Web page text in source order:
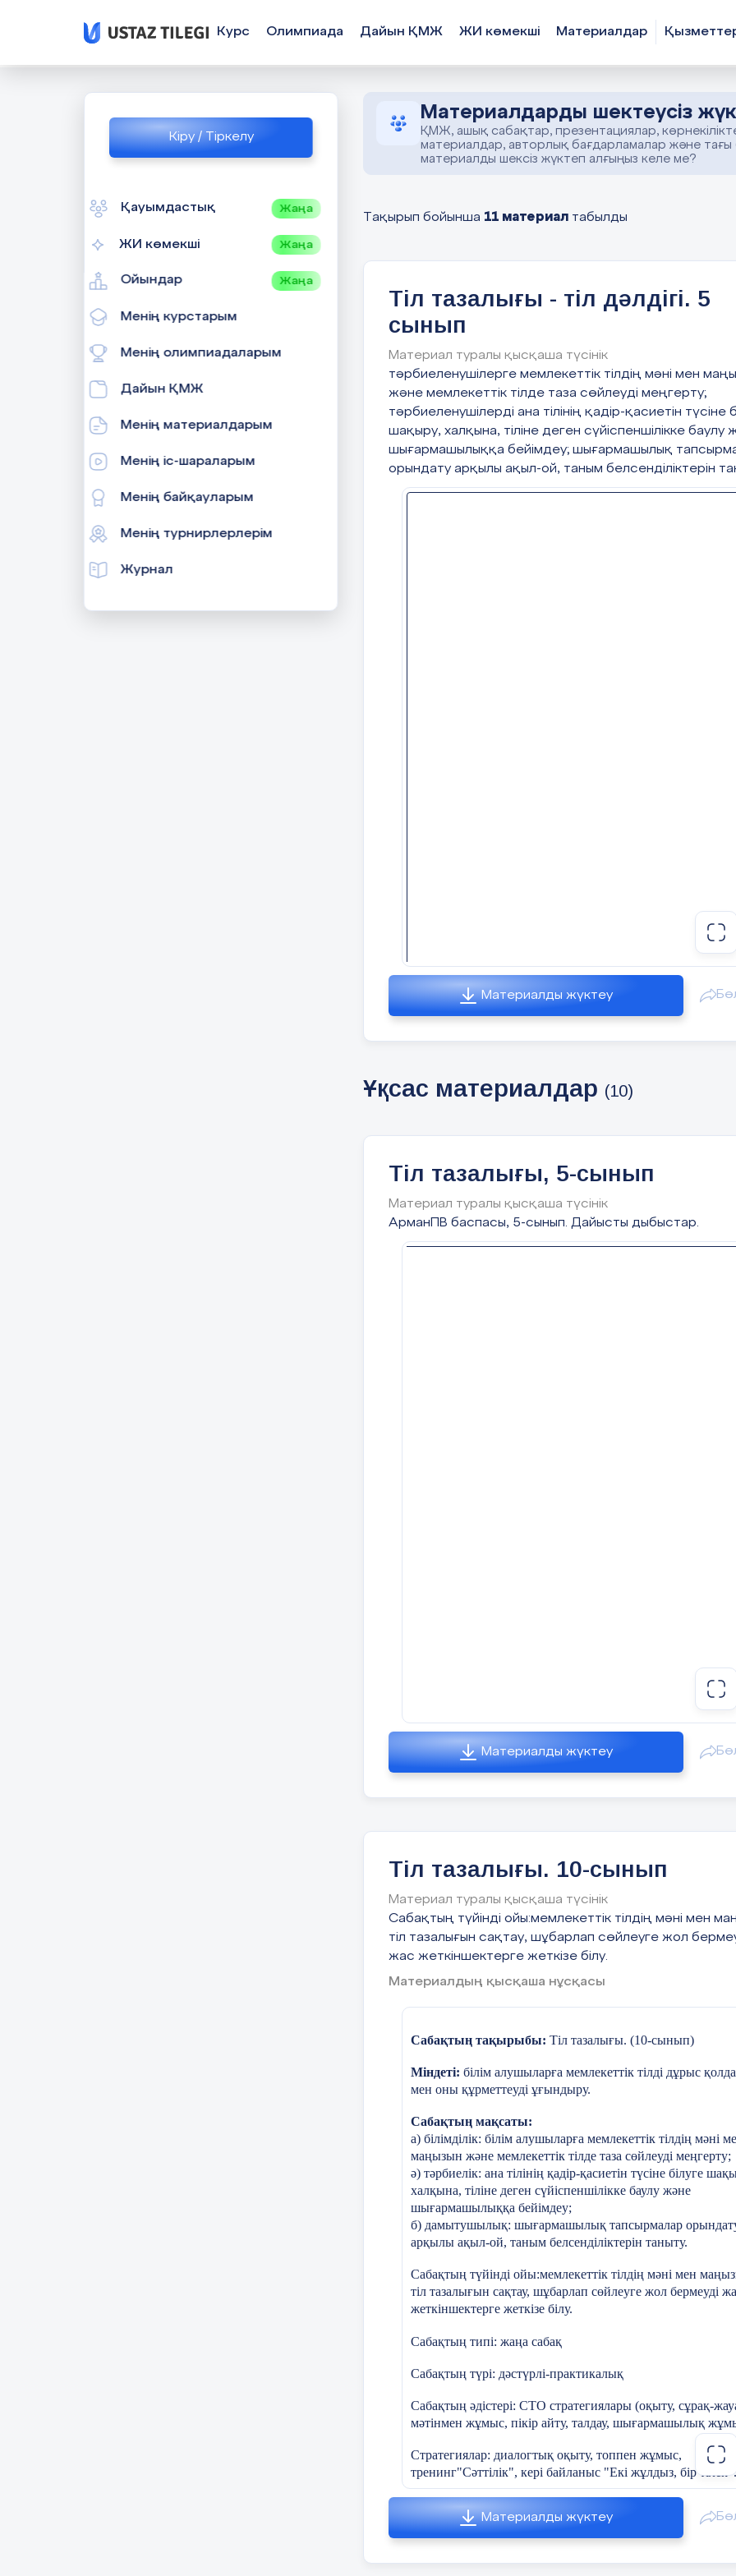
Кіру / Тіркелу
Қауымдастық Жаңа
ЖИ көмекші Жаңа
Ойындар Жаңа
Менің курстарым
Менің олимпиадаларым
Дайын ҚМЖ
Менің материалдарым
Менің іс-шараларым
Менің байқауларым
Менің турнирлерлерім
Журнал
Курс Олимпиада Дайын ҚМЖ ЖИ көмекші Материалдар
Материалдарды шектеусіз
ҚМЖ, ашық сабақтар, презентациялар,
материалдар, авторлық бағдарламалар және
материалды шексіз жүктеп алғыңыз келе ме?
Тақырып бойынша 11 материал табылды
Тіл тазалығы - тіл дәлдігі. 5
сынып
Материал туралы қысқаша түсінік
тәрбиеленушілерге мемлекеттік тілдің мәні мен
және мемлекеттік тілде таза сөйлеуді меңгерту;
тәрбиеленушілерді ана тілінің қадір-қасиетін түсіне
шақыру, халқына, тіліне деген сүйіспеншілікке баулу
шығармашылыққа бейімдеу; шығармашылық
орындату арқылы ақыл-ой, таным белсенділіктерін
Материалды жүктеу
Ұқсас материалдар (10)
Тіл тазалығы, 5-сынып
Материал туралы қысқаша түсінік
АрманПВ баспасы, 5-сынып. Дайысты дыбыстар.
Материалды жүктеу
Тіл тазалығы. 10-сынып
Материал туралы қысқаша түсінік
Сабақтың түйінді ойы:мемлекеттік тілдің мәні мен
тіл тазалығын сақтау, шұбарлап сөйлеуге жол
жас жеткіншектерге жеткізе білу.
Материалдың қысқаша нұсқасы
Сабақтың тақырыбы: Тіл тазалығы. (10-сынып)
Міндеті: білім алушыларға мемлекеттік тілді дұрыс
мен оны құрметтеуді ұғындыру.
Сабақтың мақсаты:
а) білімділік: білім алушыларға мемлекеттік тілдің мәні
маңызын және мемлекеттік тілде таза сөйлеуді меңгерту;
ә) тәрбиелік: ана тілінің қадір-қасиетін түсіне білуге
халқына, тіліне деген сүйіспеншілікке баулу және
шығармашылыққа бейімдеу;
б) дамытушылық: шығармашылық тапсырмалар
арқылы ақыл-ой, таным белсенділіктерін таныту.
Сабақтың түйінді ойы:мемлекеттік тілдің мәні мен
тіл тазалығын сақтау, шұбарлап сөйлеуге жол бермеуді
жеткіншектерге жеткізе білу.
Сабақтың типі: жаңа сабақ
Сабақтың түрі: дәстүрлі-практикалық
Сабақтың әдістері: СТО стратегиялары (оқыту, сұрақ-
мәтінмен жұмыс, пікір айту, талдау, шығармашылық
Стратегиялар: диалогтық оқыту, топпен жұмыс,
тренинг"Сәттілік", кері байланыс "Екі жұлдыз, бір тілек".
Сабақтың көрнекіліктері: интерактивті тақта, слайдтар
Пәнаралық байланыс: құқық, тарих, орыс тілі
Материалды жүктеу